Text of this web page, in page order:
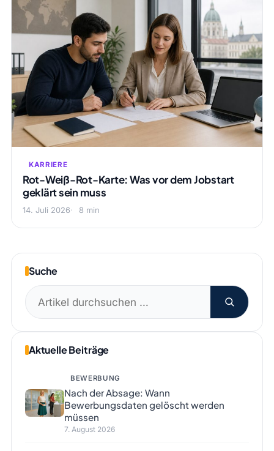
KARRIERE
Rot-Weiß-Rot-Karte: Was vor dem Jobstart
geklärt sein muss
14. Juli 2026 8 min
Suche
Suchen
nach:
Aktuelle Beiträge
BEWERBUNG
Nach der Absage: Wann
Bewerbungsdaten gelöscht werden
müssen
7. August 2026